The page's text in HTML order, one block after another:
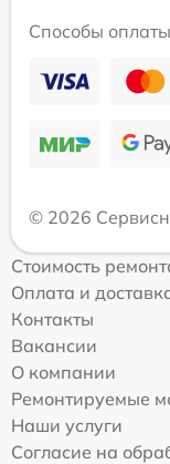
Способы оплаты
© 2026
Стоимость
Оплата и
Контакты
Вакансии
О компании
Ремонтируемые
Наши услуги
Согласие на